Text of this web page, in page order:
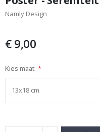
het
begin
afbeeldingen-
Namly Design
€ 9,00
Kies maat